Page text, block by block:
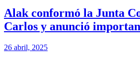
Alak conformó la Junta
Carlos y anunció
26 abril, 2025